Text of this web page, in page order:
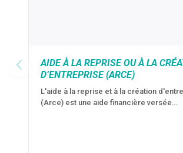
AIDE À LA REPRISE OU À LA
D’ENTREPRISE (ARCE)
L'aide à la reprise et à la création
(Arce) est une aide financière versée…